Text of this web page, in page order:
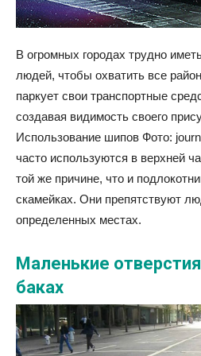
В огромных городах трудно
людей, чтобы охватить все
паркует свои транспортные
создавая видимость своего
Использование шипов Фото:
часто используются в верхней
той же причине, что и
скамейках. Они препятствуют
определенных местах.
Маленькие
баках